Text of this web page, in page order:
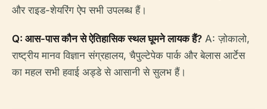
और राइड-शेयरिंग ऐप सभी उपलब्ध हैं।
Q: आस-पास कौन से ऐतिहासिक स्थल घूमने लायक हैं? A: ज़ोकालो,
राष्ट्रीय मानव विज्ञान संग्रहालय, चैपुल्टेपेक पार्क और बेलास आर्टेस
का महल सभी हवाई अड्डे से आसानी से सुलभ हैं।